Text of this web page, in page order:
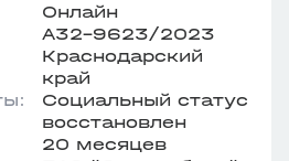
Онлайн
А32-9623/2023
Краснодарский
край
Социальный статус
восстановлен
20 месяцев